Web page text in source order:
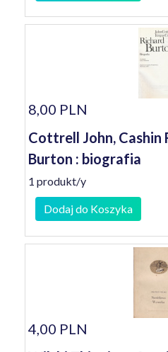
8,00 PLN
Cottrell John, Cashin
Burton : biografia
1 produkt/y
Dodaj do Koszyka
4,00 PLN